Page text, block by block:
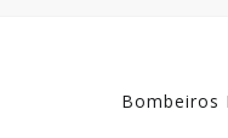
Bombeiros